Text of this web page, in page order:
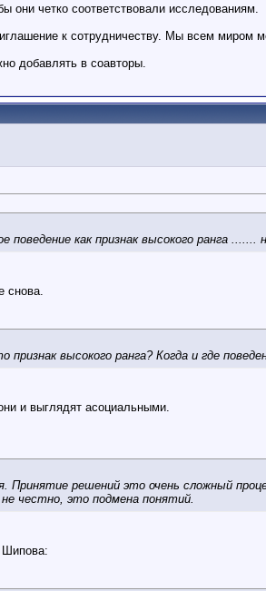
они четко соответствовали исследованиям.
к сотрудничеству. Мы всем
добавлять в соавторы.
как признак высокого ранга
снова.
высокого ранга? Когда и где
и выглядят асоциальными.
решений это очень сложный
честно, это подмена понятий.
Шипова: